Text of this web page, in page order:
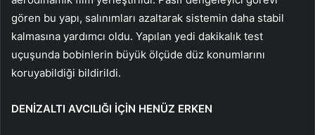
gören bu yapı, salınımları azaltarak sistemin daha stabil
kalmasına yardımcı oldu. Yapılan yedi dakikalık test
uçuşunda bobinlerin büyük ölçüde düz konumlarını
koruyabildiği bildirildi.
DENİZALTI AVCILIĞI İÇİN HENÜZ ERKEN